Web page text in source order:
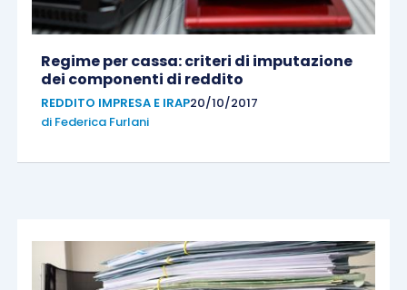
Regime per cassa: criteri di imputazione
dei componenti di reddito
REDDITO IMPRESA E IRAP20/10/2017
di Federica Furlani